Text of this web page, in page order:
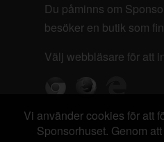
Du påminns om
besöker en butik som
Välj webbläsare för att
Vi använder cookies för att
Sponsorhuset. Genom